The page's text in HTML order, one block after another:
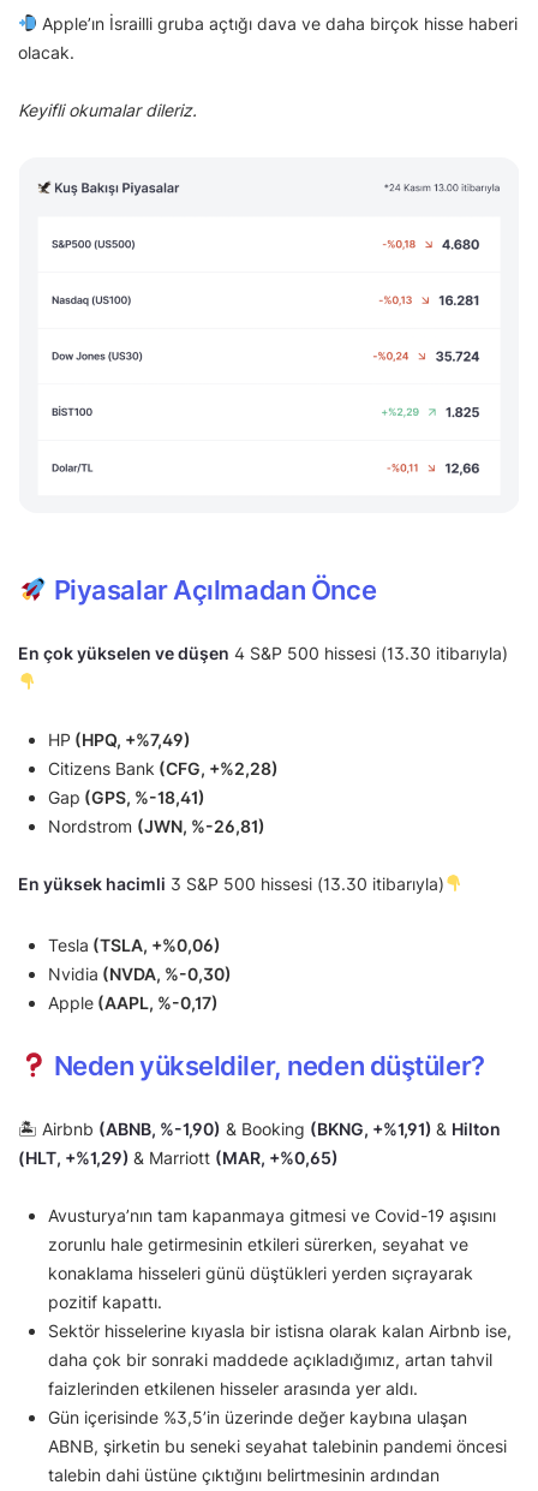
Apple’ın İsrailli gruba açtığı dava ve daha birçok hisse haberi
olacak.
Keyifli okumalar dileriz.
Piyasalar Açılmadan Önce
En çok yükselen ve düşen 4 S&P 500 hissesi (13.30 itibarıyla)
HP (HPQ, +%7,49)
Citizens Bank (CFG, +%2,28)
Gap (GPS, %-18,41)
Nordstrom (JWN, %-26,81)
En yüksek hacimli 3 S&P 500 hissesi (13.30 itibarıyla)
Tesla (TSLA, +%0,06)
Nvidia (NVDA, %-0,30)
Apple (AAPL, %-0,17)
Neden yükseldiler, neden düştüler?
🏝 Airbnb (ABNB, %-1,90) & Booking (BKNG, +%1,91) & Hilton
(HLT, +%1,29) & Marriott (MAR, +%0,65)
Avusturya’nın tam kapanmaya gitmesi ve Covid-19 aşısını
zorunlu hale getirmesinin etkileri sürerken, seyahat ve
konaklama hisseleri günü düştükleri yerden sıçrayarak
pozitif kapattı.
Sektör hisselerine kıyasla bir istisna olarak kalan Airbnb ise,
daha çok bir sonraki maddede açıkladığımız, artan tahvil
faizlerinden etkilenen hisseler arasında yer aldı.
Gün içerisinde %3,5’in üzerinde değer kaybına ulaşan
ABNB, şirketin bu seneki seyahat talebinin pandemi öncesi
talebin dahi üstüne çıktığını belirtmesinin ardından